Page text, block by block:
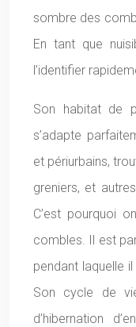
sombre des
En tant que
l’identifier
Son habitat de
s’adapte
et périurbains,
greniers, et
C’est pourquoi
combles. Il est
pendant laquelle
Son cycle de
d’hibernation